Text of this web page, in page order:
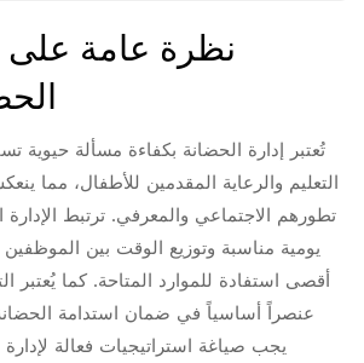
نظرة عامة على
تُعتبر إدارة الحضانة بكفاءة مسألة
التعليم والرعاية المقدمين للأطفال، مما
تطورهم الاجتماعي والمعرفي. ترتبط الإدارة
يومية مناسبة وتوزيع الوقت بين
أقصى استفادة للموارد المتاحة. كما يُعتبر
عنصراً أساسياً في ضمان استدامة الحضانة
يجب صياغة استراتيجيات فعالة لإدارة